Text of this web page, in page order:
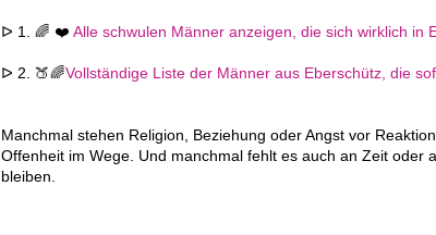
ᐅ 1. 🌈 ❤️Alle schwulen Männer anzeigen, die sich wirklich in
ᐅ 2. 🍑🌈Vollständige Liste der Männer aus Eberschütz, die
Manchmal stehen Religion, Beziehung oder Angst vor
Offenheit im Wege. Und manchmal fehlt es auch an Zeit oder
bleiben.